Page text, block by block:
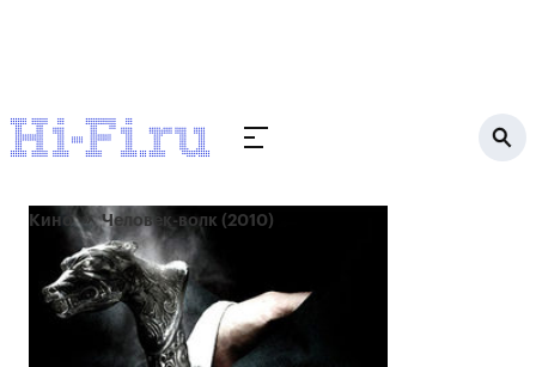
Кино Человек-волк (2010)